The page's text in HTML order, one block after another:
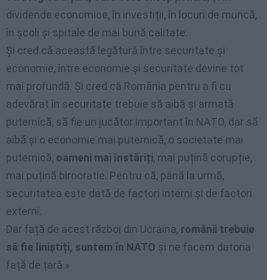
dividende economice, în investiții, în locuri de muncă,
în școli și spitale de mai bună calitate.
Și cred că această legătură între securitate și
economie, între economie și securitate devine tot
mai profundă. Și cred că România pentru a fi cu
adevărat în securitate trebuie să aibă și armată
puternică, să fie un jucător important în NATO, dar să
aibă și o economie mai puternică, o societate mai
puternică, oameni mai înstăriți, mai puțină corupție,
mai puțină birocratie. Pentru că, până la urmă,
securitatea este dată de factori interni și de factori
externi.
Dar față de acest război din Ucraina, românii trebuie
să fie liniștiți, suntem în NATO și ne facem datoria
față de țară.»